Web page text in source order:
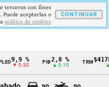
9,9 %
▼ 0.30
2,8 %
▲ 0.10
TRM
▲
terceros con fines
aceptarlas o
politica de cookies
CONTINUAR